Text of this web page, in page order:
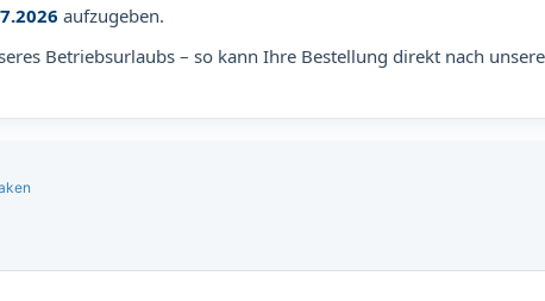
aufzugeben.
Betriebsurlaubs – so kann Ihre Bestellung direkt nach